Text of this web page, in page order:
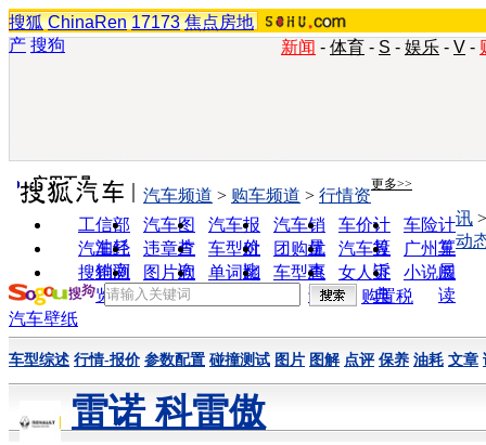
搜狐 ChinaRen 17173 焦点房地
产 搜狗 新闻 - 体育 - S - 娱乐 - V -
实用工具 更多>>
工信部
油耗
汽车图
片
汽车报
价
汽车销
量
车价计
算
车险计
算
汽车经
销商
违章查
询
车型对
比
团购优
惠
汽车投
诉
广州车
展
搜狗浏
览器
图片欣
赏
单词翻
车型查
询
女人宝
典
小说阅
读
汽车频道 > 购车频道 > 行情资
讯
动
购置税
汽车壁纸
车型综述 行情-报价 参数配置 碰撞测试 图片 图解 点评 保养 油耗 文章
雷诺 科雷傲